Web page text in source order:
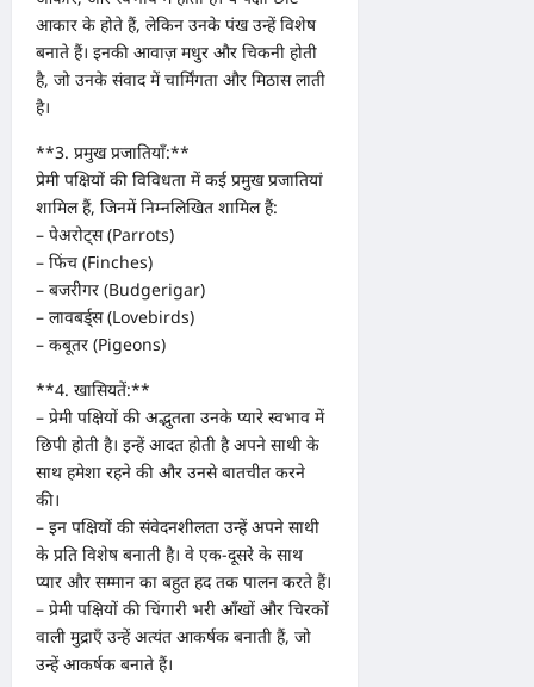
आकार के होते हैं, लेकिन उनके पंख उन्हें विशेष
बनाते हैं। इनकी आवाज़ मधुर और चिकनी होती
है, जो उनके संवाद में चार्मिंगता और मिठास लाती
है।
**3. प्रमुख प्रजातियाँ:**
प्रेमी पक्षियों की विविधता में कई प्रमुख प्रजातियां
शामिल हैं, जिनमें निम्नलिखित शामिल हैं:
– पेअरोट्स (Parrots)
– फिंच (Finches)
– बजरीगर (Budgerigar)
– लावबर्ड्स (Lovebirds)
– कबूतर (Pigeons)
**4. खासियतें:**
– प्रेमी पक्षियों की अद्भुतता उनके प्यारे स्वभाव में
छिपी होती है। इन्हें आदत होती है अपने साथी के
साथ हमेशा रहने की और उनसे बातचीत करने
की।
– इन पक्षियों की संवेदनशीलता उन्हें अपने साथी
के प्रति विशेष बनाती है। वे एक-दूसरे के साथ
प्यार और सम्मान का बहुत हद तक पालन करते हैं।
– प्रेमी पक्षियों की चिंगारी भरी आँखों और चिरकों
वाली मुद्राएँ उन्हें अत्यंत आकर्षक बनाती हैं, जो
उन्हें आकर्षक बनाते हैं।